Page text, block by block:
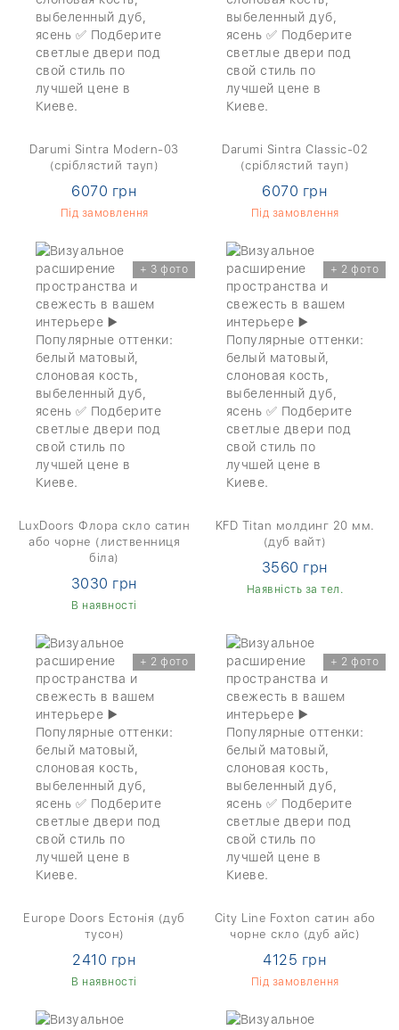
Darumi Sintra Modern-03
(сріблястий тауп)
6070 грн
Під замовлення
Darumi Sintra Classic-02
(сріблястий тауп)
6070 грн
Під замовлення
+ 3 фото
LuxDoors Флора скло сатин
або чорне (лиственниця
біла)
3030 грн
В наявності
+ 2 фото
KFD Titan молдинг 20 мм.
(дуб вайт)
3560 грн
Наявність за тел.
+ 2 фото
Europe Doors Естонія (дуб
тусон)
2410 грн
В наявності
+ 2 фото
City Line Foxton сатин або
чорне скло (дуб айс)
4125 грн
Під замовлення